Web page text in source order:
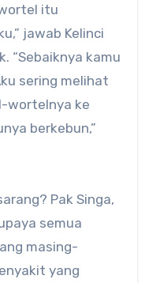
itu
jawab Kelinci
“Sebaiknya kamu
sering melihat
wortelnya ke
berkebun,”
Pak Singa,
semua
masing-
yang